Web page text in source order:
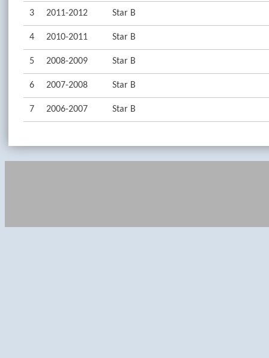
3 2011-2012 Star B
4 2010-2011 Star B
5 2008-2009 Star B
6 2007-2008 Star B
7 2006-2007 Star B